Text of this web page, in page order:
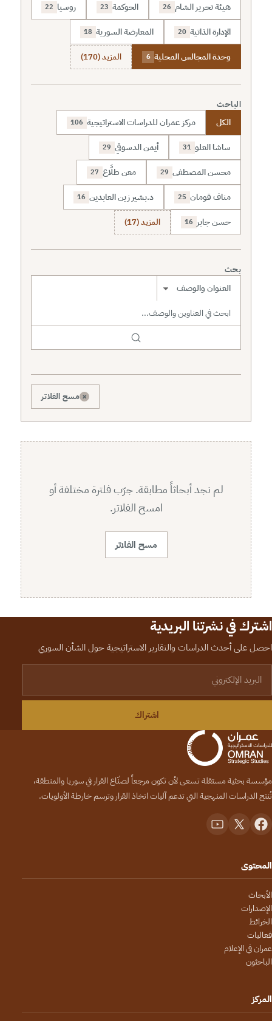
هيئة تحرير الشام 26 الحوكمة 23 روسيا 22
الإدارة الذاتية 20 المعارضة السورية 18
وحدة المجالس المحلية 6 المزيد (170)
الباحث
الكل مركز عمران للدراسات الاستراتيجية 106
ساشا العلو 31 أيمن الدسوقي 29
محسن المصطفى 29 معن طلَّاع 27
مناف قومان 25 د.بشير زين العابدين 16
حسن جابر 16 المزيد (17)
بحث
نطاق البحث
× مسح الفلاتر
لم نجد أبحاثاً مطابقة. جرّب فلترة مختلفة أو
امسح الفلاتر.
مسح الفلاتر
اشترك في نشرتنا البريدية
احصل على أحدث الدراسات والتقارير الاستراتيجية حول الشأن السوري
اشتراك
مؤسسة بحثية مستقلة تسعى لأن تكون مرجعاً لصنّاع القرار في سوريا والمنطقة،
تُنتج الدراسات المنهجية التي تدعم آليات اتخاذ القرار وترسم خارطة الأولويات.
المحتوى
الأبحاث
الإصدارات
الخرائط
فعاليات
عمران في الإعلام
الباحثون
المركز